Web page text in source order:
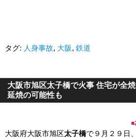
タグ: 人身事故, 大阪, 鉄道
大阪市旭区太子橋で火事 住宅が全
延焼の可能性も
■
大阪府大阪市旭区太子橋で９月２９日